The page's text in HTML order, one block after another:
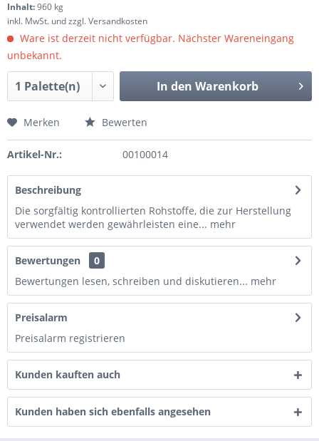
Inhalt:960 kg
inkl. MwSt. und zzgl. Versandkosten
Ware ist derzeit nicht verfügbar. Nächster Wareneingang
unbekannt.
In den Warenkorb
Merken Bewerten
Artikel-Nr.: 00100014
Beschreibung
Die sorgfältig kontrollierten Rohstoffe, die zur Herstellung
verwendet werden gewährleisten eine... mehr
Bewertungen
0
Bewertungen lesen, schreiben und diskutieren... mehr
Preisalarm
Preisalarm registrieren
Kunden kauften auch
Kunden haben sich ebenfalls angesehen